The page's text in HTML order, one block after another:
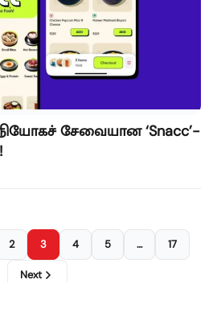
சேவையான ‘Snacc’-
2 3 4 5 … 17
Next